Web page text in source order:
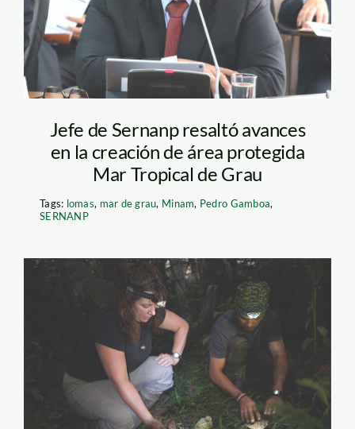
Jefe de Sernanp resaltó avances
en la creación de área protegida
Mar Tropical de Grau
Tags: lomas, mar de grau, Minam, Pedro Gamboa,
SERNANP
investigadores-en-
madre-de-
dios_thomas-muller
(1)